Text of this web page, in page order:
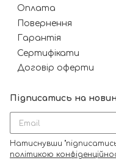
Оплата
Повернення
Гарантія
Сертифікати
Договір оферти
Підписатись на
Натиснувши
політикою